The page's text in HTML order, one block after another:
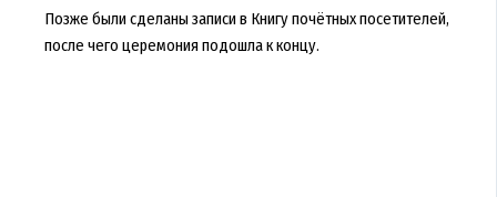
Позже были сделаны записи в Книгу почётных посетителей,
после чего церемония подошла к концу.